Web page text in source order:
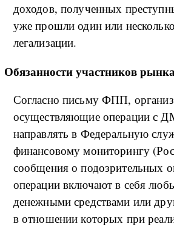
доходов, полученных
уже прошли один или
легализации.
Обязанности участников
Согласно письму ФПП,
осуществляющие операции с
направлять в Федеральную
финансовому мониторингу
сообщения о подозрительных
операции включают в себя
денежными средствами или
в отношении которых при